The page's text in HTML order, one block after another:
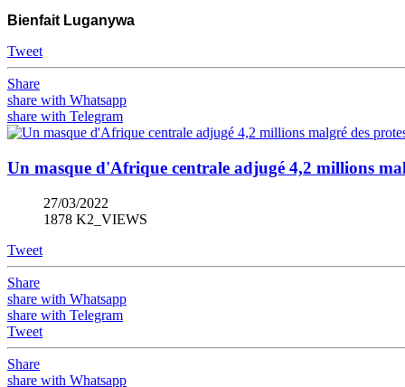
Bienfait Luganywa
Tweet
Share
share with Whatsapp
share with Telegram
Un masque d'Afrique centrale adjugé 4,2 millions
27/03/2022
1878 K2_VIEWS
Tweet
Share
share with Whatsapp
share with Telegram
Tweet
Share
share with Whatsapp